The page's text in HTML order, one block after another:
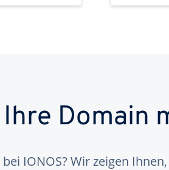
Domain
IONOS? Wir zeigen